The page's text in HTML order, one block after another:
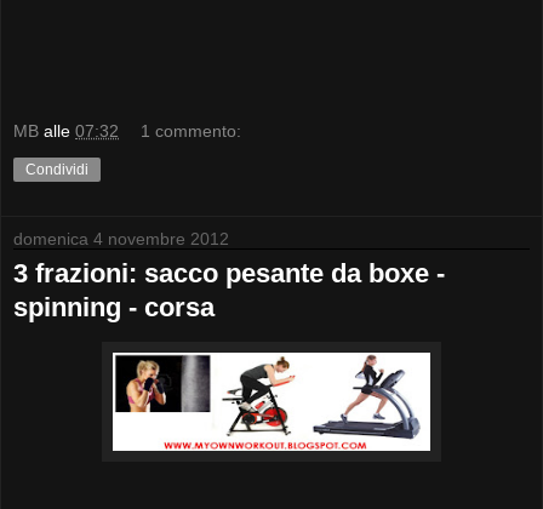
MB alle 07:32 1 commento:
Condividi
domenica 4 novembre 2012
3 frazioni: sacco pesante da boxe -
spinning - corsa